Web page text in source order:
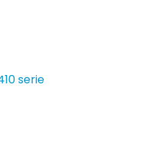
serie